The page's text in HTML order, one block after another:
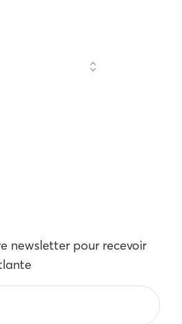
newsletter pour recevoir